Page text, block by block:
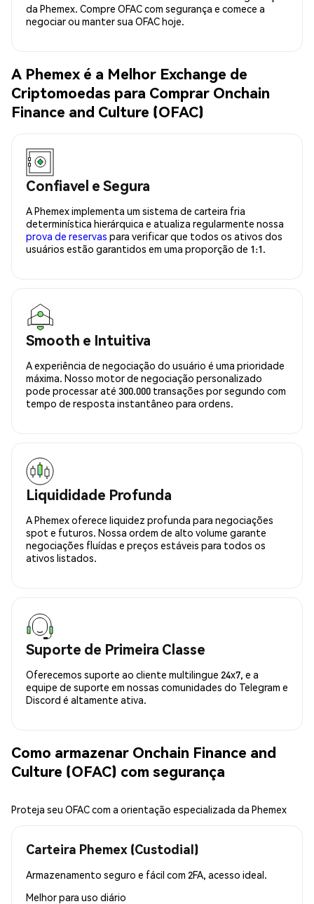
da Phemex. Compre OFAC com segurança e comece a
negociar ou manter sua OFAC hoje.
A Phemex é a Melhor Exchange de
Criptomoedas para Comprar Onchain
Finance and Culture (OFAC)
Confiavel e Segura
A Phemex implementa um sistema de carteira fria
determinística hierárquica e atualiza regularmente nossa
prova de reservas para verificar que todos os ativos dos
usuários estão garantidos em uma proporção de 1:1.
Smooth e Intuitiva
A experiência de negociação do usuário é uma prioridade
máxima. Nosso motor de negociação personalizado
pode processar até 300.000 transações por segundo com
tempo de resposta instantâneo para ordens.
Liquididade Profunda
A Phemex oferece liquidez profunda para negociações
spot e futuros. Nossa ordem de alto volume garante
negociações fluídas e preços estáveis para todos os
ativos listados.
Suporte de Primeira Classe
Oferecemos suporte ao cliente multilingue 24x7, e a
equipe de suporte em nossas comunidades do Telegram e
Discord é altamente ativa.
Como armazenar Onchain Finance and
Culture (OFAC) com segurança
Proteja seu OFAC com a orientação especializada da Phemex
Carteira Phemex (Custodial)
Armazenamento seguro e fácil com 2FA, acesso ideal.
Melhor para uso diário